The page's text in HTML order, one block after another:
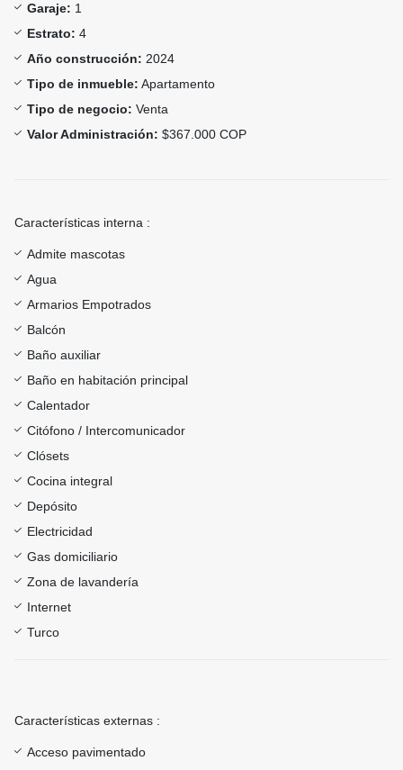
Garaje: 1
Estrato: 4
Año construcción: 2024
Tipo de inmueble: Apartamento
Tipo de negocio: Venta
Valor Administración: $367.000 COP
Características interna :
Admite mascotas
Agua
Armarios Empotrados
Balcón
Baño auxiliar
Baño en habitación principal
Calentador
Citófono / Intercomunicador
Clósets
Cocina integral
Depósito
Electricidad
Gas domiciliario
Zona de lavandería
Internet
Turco
Características externas :
Acceso pavimentado